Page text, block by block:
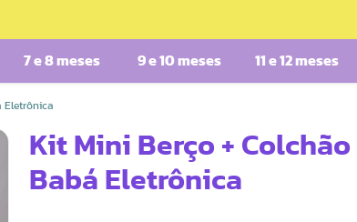
7 e 8 meses 9 e 10 meses 11 e 12 meses
Eletrônica
Kit Mini Berço + Colchão
Babá Eletrônica